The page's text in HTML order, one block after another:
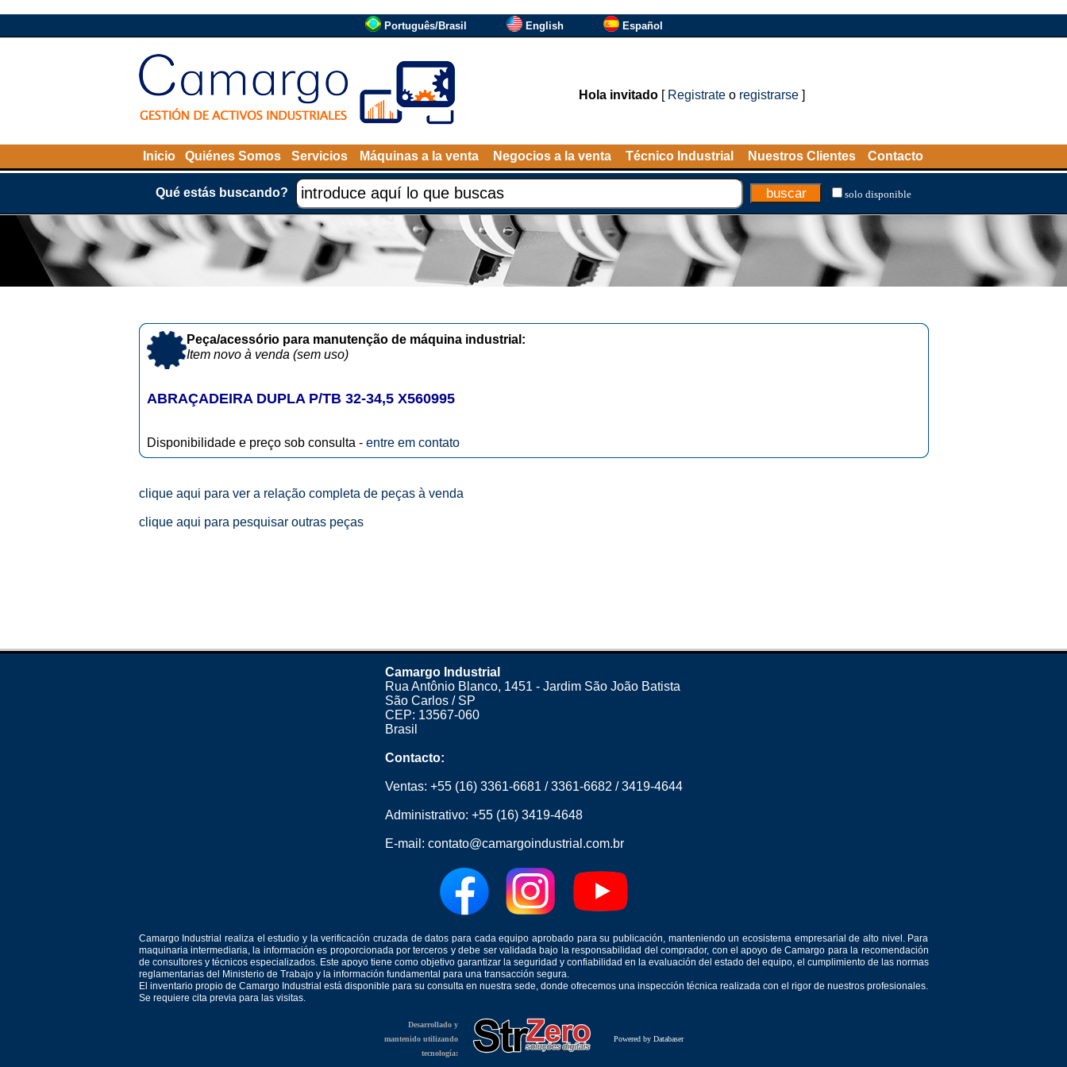
Português/Brasil English Español
Hola invitado[ Registrateo registrarse]
Inicio Quiénes Somos Servicios Máquinas a la venta Negocios a la venta Técnico Industrial Nuestros Clientes Contacto
Qué estás buscando? solo disponible
Peça/acessório para manutenção de máquina industrial:
Item novo à venda (sem uso)
ABRAÇADEIRA DUPLA P/TB 32-34,5 X560995
Disponibilidade e preço sob consulta - entre em contato
clique aqui para ver a relação completa de peças à venda
clique aqui para pesquisar outras peças
Camargo Industrial
Rua Antônio Blanco, 1451 - Jardim São João Batista
São Carlos / SP
CEP: 13567-060
Brasil
Contacto:
Ventas: +55 (16) 3361-6681 /3361-6682 /3419-4644
Administrativo: +55 (16) 3419-4648
E-mail: contato@camargoindustrial.com.br
Camargo Industrial realiza el estudio y la verificación cruzada de datos para cada equipo aprobado para su publicación, manteniendo un ecosistema empresarial de alto nivel. Para
maquinaria intermediaria, la información es proporcionada por terceros y debe ser validada bajo la responsabilidad del comprador, con el apoyo de Camargo para la recomendación
de consultores y técnicos especializados. Este apoyo tiene como objetivo garantizar la seguridad y confiabilidad en la evaluación del estado del equipo, el cumplimiento de las normas
reglamentarias del Ministerio de Trabajo y la información fundamental para una transacción segura.
El inventario propio de Camargo Industrial está disponible para su consulta en nuestra sede, donde ofrecemos una inspección técnica realizada con el rigor de nuestros profesionales.
Se requiere cita previa para las visitas.
Desarrollado y
mantenido utilizando
tecnología:
Powered by Databaser